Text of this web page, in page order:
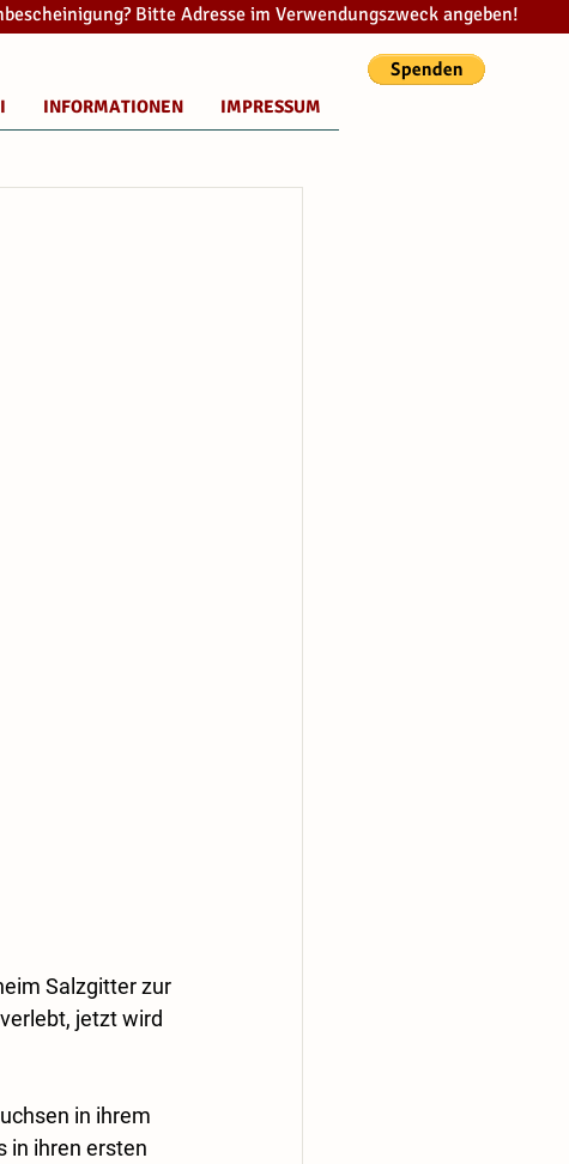
Bitte Adresse im Verwendungszweck angeben!
INFORMATIONEN IMPRESSUM
Salzgitter zur
jetzt wird
in ihrem
in ihren ersten